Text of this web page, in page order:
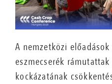
A nemzetközi
eszmecserék
kockázatának